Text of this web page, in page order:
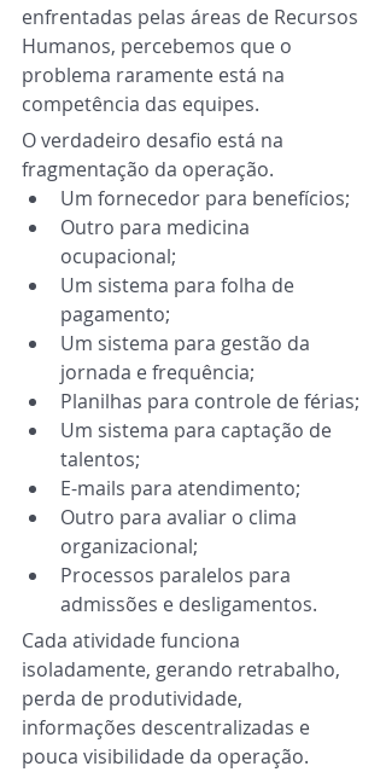
enfrentadas pelas áreas de Recursos
Humanos, percebemos que o
problema raramente está na
competência das equipes.
O verdadeiro desafio está na
fragmentação da operação.
Um fornecedor para benefícios;
Outro para medicina
ocupacional;
Um sistema para folha de
pagamento;
Um sistema para gestão da
jornada e frequência;
Planilhas para controle de férias;
Um sistema para captação de
talentos;
E-mails para atendimento;
Outro para avaliar o clima
organizacional;
Processos paralelos para
admissões e desligamentos.
Cada atividade funciona
isoladamente, gerando retrabalho,
perda de produtividade,
informações descentralizadas e
pouca visibilidade da operação.